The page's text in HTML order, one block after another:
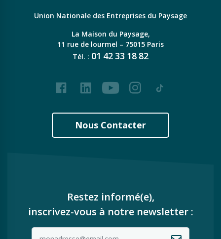
Union Nationale des Entreprises du Paysage
La Maison du Paysage,
11 rue de lourmel – 75015 Paris
Tél. : 01 42 33 18 82
FacebookLinkedInYoutubeInstagram
Tiktok
Nous Contacter
Restez informé(e),
inscrivez-vous à notre newsletter :